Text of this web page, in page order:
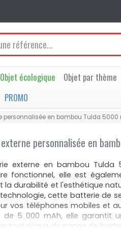
Objet écologique Objet par thème
PROMO
personnalisée en bambou Tulda 5000
personnalisée en
externe en bambou
fonctionnel, elle est
la durabilité et l'esthétique
cette batterie de
vos téléphones mobiles et
de 5 000 mAh, elle garantit
tout risque de panne de